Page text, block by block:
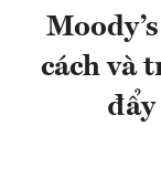
cách và